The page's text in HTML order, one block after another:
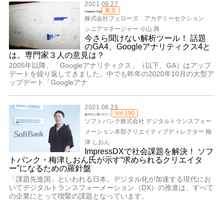
2021.09.27
Creators Eye
東京
株式会社フェローズ アカデミーセクション
シニアマネージャー 小山 満
今さら聞けない解析ツール！ 話題
のGA4、Googleアナリティクス4と
は。専門家３人の意見は？
2005年以降、「Googleアナリティクス」（以下、GA）はアップ
デートを繰り返してきました。中でも昨年の2020年10月の大型ア
ップデート「Googleアナ
2021.08.25
あの人に会いたい！
Vol.190
ソフトバンク株式会社 デジタルトランスフォー
メーション本部クリエイティブディレクター 梅
津 しおん
ImpressDXで社会課題を解決！ ソフ
トバンク・梅津しおん氏が示す“求められるクリエイタ
ー”になるための羅針盤
「課題先進国」といわれる日本。デジタル化が加速する現代にお
いてデジタルトランスフォーメーション（DX）の推進は、すべて
の企業にとって喫緊の課題となっています。